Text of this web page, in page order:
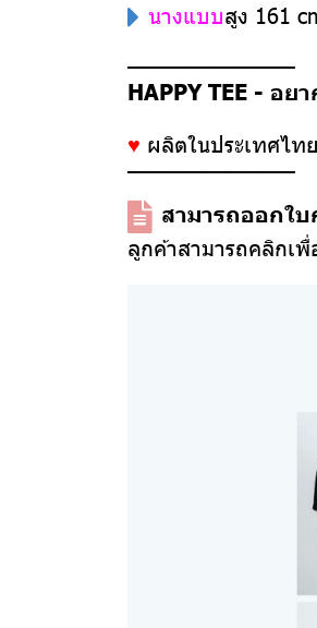
นางแบบสูง 161
––––––––––––––
HAPPY TEE - อ
♥ ผลิตในประเทศไท
––––––––––––––
สามารถออกใ
ลูกค้าสามารถคลิกเ